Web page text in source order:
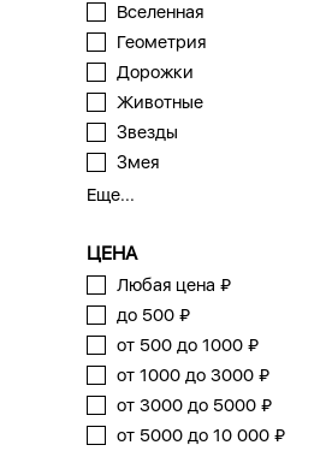
Вселенная
Геометрия
Дорожки
Животные
Звезды
Змея
Еще...
ЦЕНА
Любая цена ₽
до 500 ₽
от 500 до 1000 ₽
от 1000 до 3000 ₽
от 3000 до 5000 ₽
от 5000 до 10 000 ₽